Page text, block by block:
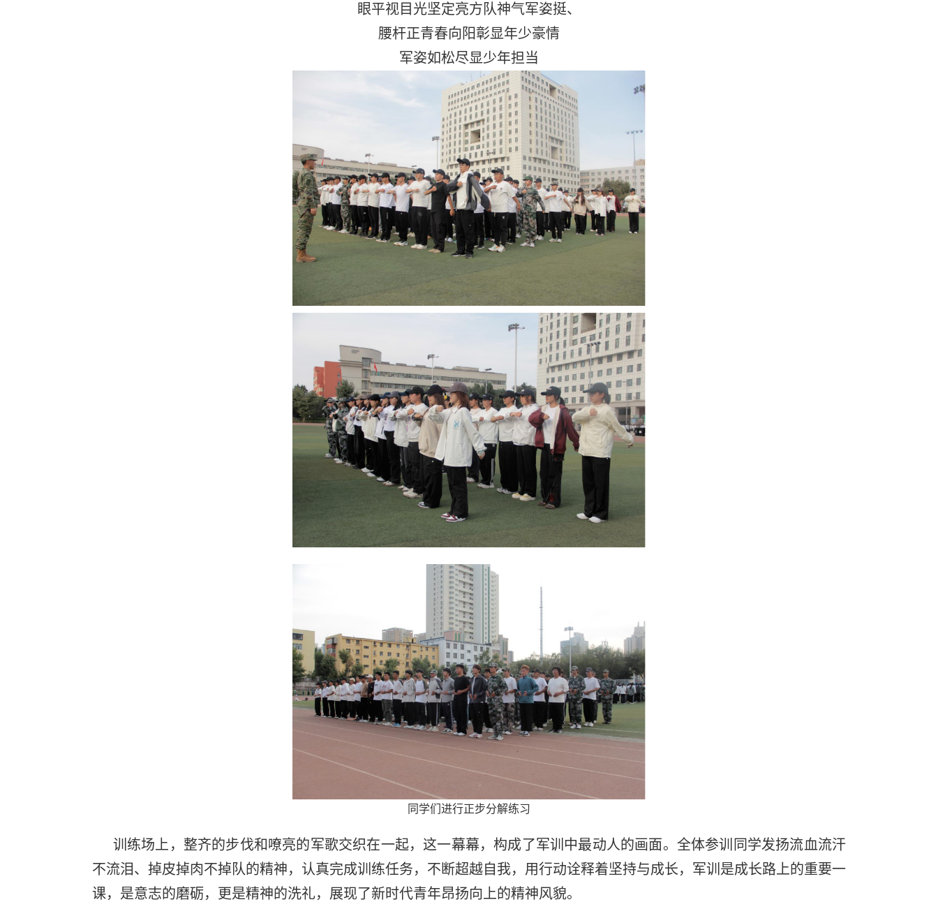
眼平视目光坚定亮方队神气军姿挺、
腰杆正青春向阳彰显年少豪情
军姿如松尽显少年担当
同学们进行正步分解练习
训练场上，整齐的步伐和嘹亮的军歌交织在一起，这一幕幕，构成了军训中最动人的画面。全体参训同学发扬流血流汗
不流泪、掉皮掉肉不掉队的精神，认真完成训练任务，不断超越自我，用行动诠释着坚持与成长，军训是成长路上的重要一
课，是意志的磨砺，更是精神的洗礼，展现了新时代青年昂扬向上的精神风貌。